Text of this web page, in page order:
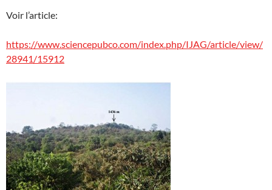
Voir l’article:
https://www.sciencepubco.com/index.php/IJAG/article/view/
28941/15912